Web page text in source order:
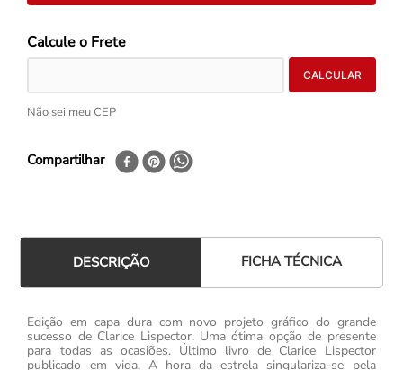
Não sei meu CEP
Compartilhar
DESCRIÇÃO FICHA TÉCNICA
Edição em capa dura com novo projeto gráfico do grande
sucesso de Clarice Lispector. Uma ótima opção de presente
para todas as ocasiões. Último livro de Clarice Lispector
publicado em vida, A hora da estrela singulariza-se pela